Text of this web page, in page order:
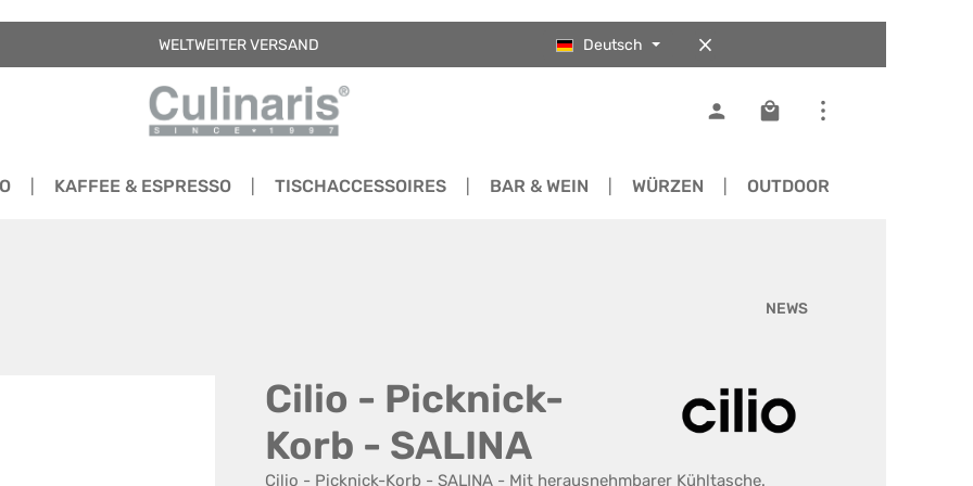
WELTWEITER VERSAND Deutsch
Warenkorb enthält 0
KAFFEE & ESPRESSO TISCHACCESSOIRES BAR & WEIN WÜRZEN OUTDOOR
NEWS
Cilio - Picknick-
Korb - SALINA
Cilio - Picknick-Korb - SALINA - Mit herausnehmbarer Kühltasche.